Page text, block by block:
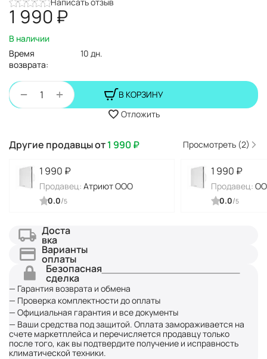
1 990₽
В наличии
Время
возврата:
10 дн.
+
−
В КОРЗИНУ
Отложить
Другие продавцы от1 990₽ Просмотреть (2)
1 990 ₽
Продавец: Атриют ООО
0.0/5
1 990 ₽
Продавец:
0.0/5
Доста
вка
Варианты
оплаты
Безопасная
сделка
— Гарантия возврата и обмена
— Проверка комплектности до оплаты
— Официальная гарантия и все документы
— Ваши средства под защитой. Оплата замораживается на
счете маркетплейса и перечисляется продавцу только
после того, как вы подтвердите получение и исправность
климатической техники.